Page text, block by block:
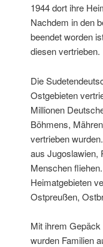
1944 dort ihre
Nachdem in den
beendet worden
diesen vertrieben.
Die
Ostgebieten
Millionen
Böhmens,
vertrieben
aus Jugoslawien,
Menschen
Heimatgebieten
Ostpreußen,
Mit ihrem
wurden Familien